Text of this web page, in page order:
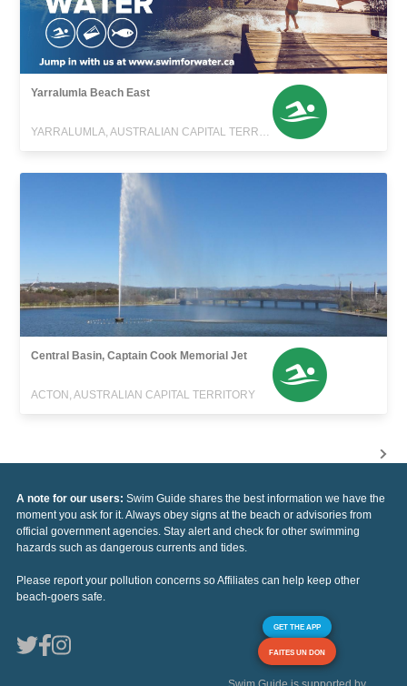
Yarralumla Beach East
Central Basin, Captain Cook Memorial Jet
ACTON, AUSTRALIAN CAPITAL TERRITORY
A note for our users: Swim Guide shares the best information we have the
moment you ask for it. Always obey signs at the beach or advisories from
official government agencies. Stay alert and check for other swimming
hazards such as dangerous currents and tides.
Please report your pollution concerns so Affiliates can help keep other
beach-goers safe.
GET THE APP
FAITES UN DON